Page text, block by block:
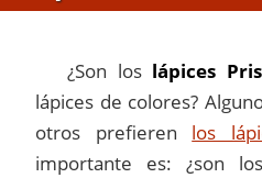
¿Son los lápices
lápices de colores?
otros prefieren los
importante es: ¿son